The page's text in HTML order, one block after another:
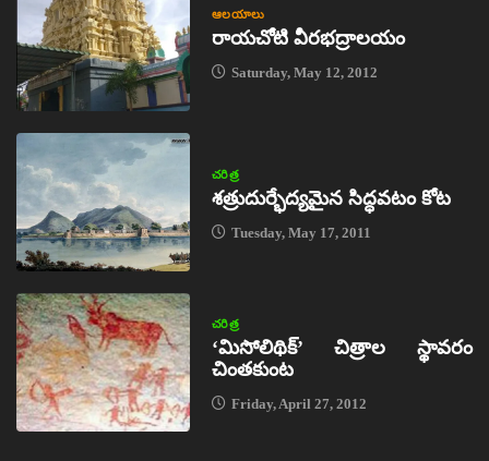
ఆలయాలు
రాయచోటి వీరభద్రాలయం
Saturday, May 12, 2012
చరిత్ర
శత్రుదుర్భేద్యమైన సిద్ధవటం కోట
Tuesday, May 17, 2011
చరిత్ర
‘మిసోలిథిక్‌’ చిత్రాల స్థావరం
చింతకుంట
Friday, April 27, 2012